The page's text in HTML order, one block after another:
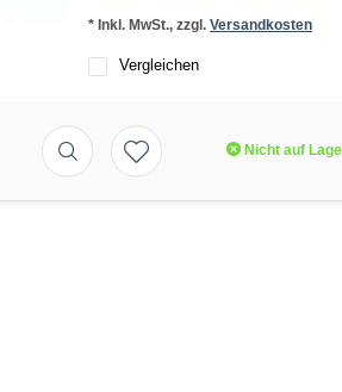
* Inkl. MwSt., zzgl. Versandkosten
Vergleichen
Nicht auf